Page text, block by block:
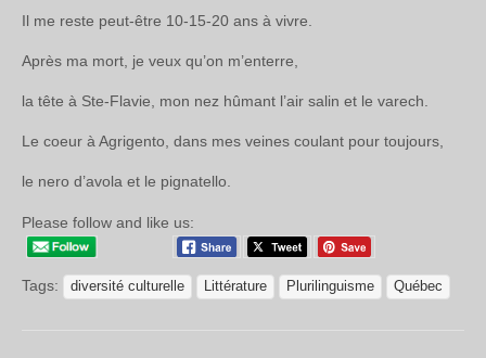
Il me reste peut-être 10-15-20 ans à vivre.
Après ma mort, je veux qu’on m’enterre,
la tête à Ste-Flavie, mon nez hûmant l’air salin et le varech.
Le coeur à Agrigento, dans mes veines coulant pour toujours,
le nero d’avola et le pignatello.
Please follow and like us:
Tags: diversité culturelle Littérature Plurilinguisme Québec